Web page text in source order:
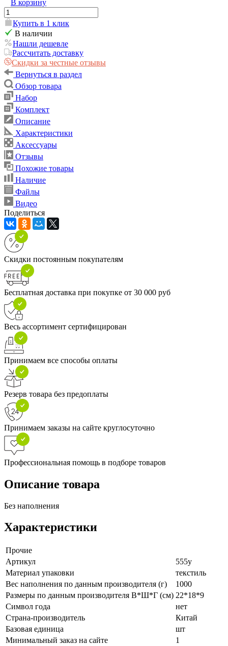
В корзину
Купить в 1 клик
В наличии
Нашли дешевле
Рассчитать доставку
Скидки за честные отзывы
Вернуться в раздел
Обзор товара
Набор
Комплект
Описание
Характеристики
Аксессуары
Отзывы
Похожие товары
Наличие
Файлы
Видео
Поделиться
Скидки постоянным покупателям
Бесплатная доставка при покупке от 30 000 руб
Весь ассортимент сертифицирован
Принимаем все способы оплаты
Резерв товара без предоплаты
Принимаем заказы на сайте круглосуточно
Профессиональная помощь в подборе товаров
Описание товара
Без наполнения
Характеристики
Прочие
Артикул
555у
Материал упаковки
текстиль
Вес наполнения по данным производителя (г)
1000
Размеры по данным производителя В*Ш*Г (см) 22*18*9
Символ года
нет
Страна-производитель
Китай
Базовая единица
шт
Минимальный заказ на сайте
1